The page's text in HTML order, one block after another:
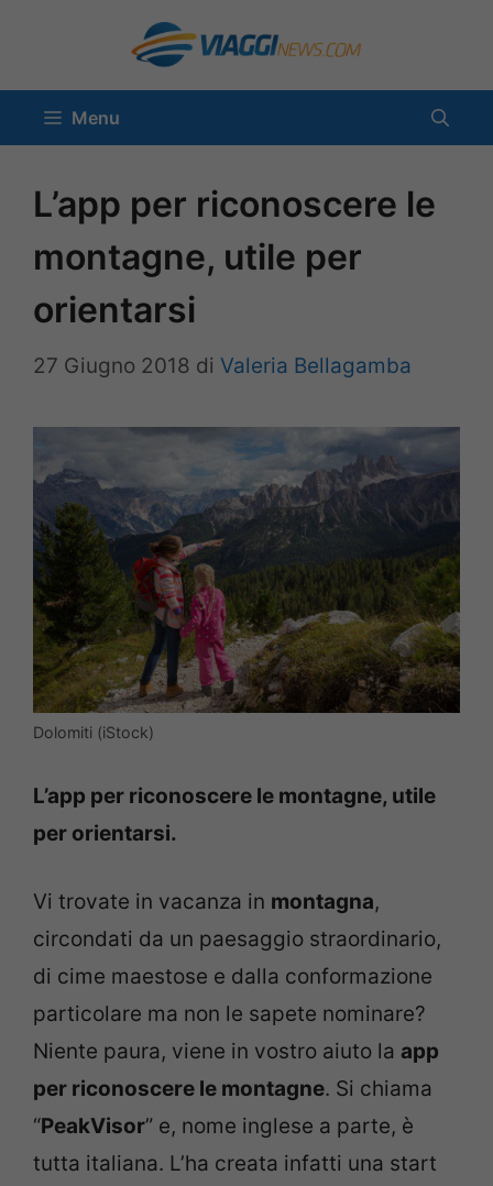
contenuto
Menu
L’app per riconoscere le
montagne, utile per
orientarsi
27 Giugno 2018 di Valeria Bellagamba
Dolomiti (iStock)
L’app per riconoscere le montagne, utile
per orientarsi.
Vi trovate in vacanza in montagna,
circondati da un paesaggio straordinario,
di cime maestose e dalla conformazione
particolare ma non le sapete nominare?
Niente paura, viene in vostro aiuto la app
per riconoscere le montagne. Si chiama
“PeakVisor” e, nome inglese a parte, è
tutta italiana. L’ha creata infatti una start